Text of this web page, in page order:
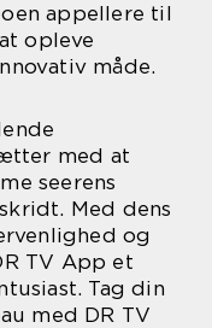
appellere til
opleve
måde.
med at
seerens
Med dens
og
TV App et
Tag din
med DR TV